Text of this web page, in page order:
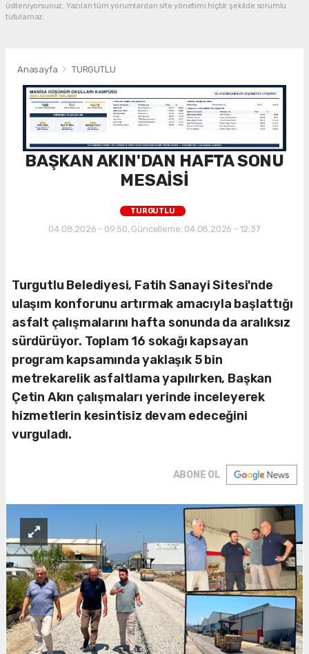
üstleniyorsunuz. Yazılan tüm yorumlardan site yönetimi hiçbir şekilde sorumlu
tutulamaz.
Anasayfa TURGUTLU
BAŞKAN AKIN'DAN HAFTA SONU
MESAİSİ
TURGUTLU
04.08.2026 - 09:50, Güncelleme: 04.08.2026 - 12:37
Turgutlu Belediyesi, Fatih Sanayi Sitesi'nde
ulaşım konforunu artırmak amacıyla başlattığı
asfalt çalışmalarını hafta sonunda da aralıksız
sürdürüyor. Toplam 16 sokağı kapsayan
program kapsamında yaklaşık 5 bin
metrekarelik asfaltlama yapılırken, Başkan
Çetin Akın çalışmaları yerinde inceleyerek
hizmetlerin kesintisiz devam edeceğini
vurguladı.
ABONE OL